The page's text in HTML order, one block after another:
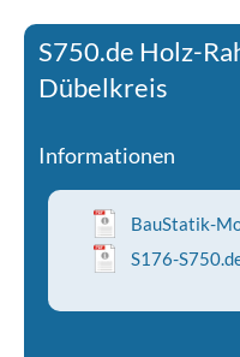
S750.de Holz-
Dübelkreis
Informationen
BauStatik-
S176-